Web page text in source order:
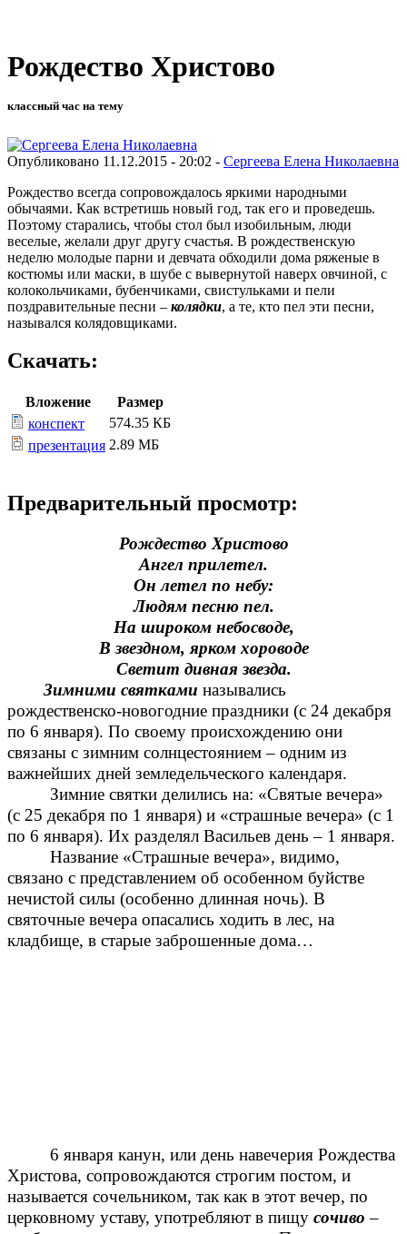
Рождество Христово
классный час на тему
Опубликовано 11.12.2015 - 20:02 - Сергеева Елена Николаевна
Рождество всегда сопровождалось яркими народными
обычаями. Как встретишь новый год, так его и проведешь.
Поэтому старались, чтобы стол был изобильным, люди
веселые, желали друг другу счастья. В рождественскую
неделю молодые парни и девчата обходили дома ряженые в
костюмы или маски, в шубе с вывернутой наверх овчиной, с
колокольчиками, бубенчиками, свистульками и пели
поздравительные песни – колядки, а те, кто пел эти песни,
назывался колядовщиками.
Скачать:
Вложение
Размер
конспект
574.35 КБ
презентация 2.89 МБ
Предварительный просмотр:
Рождество Христово
Ангел прилетел.
Он летел по небу:
Людям песню пел.
На широком небосводе,
В звездном, ярком хороводе
Светит дивная звезда.
Зимними святками назывались
рождественско-новогодние праздники (с 24 декабря
по 6 января). По своему происхождению они
связаны с зимним солнцестоянием – одним из
важнейших дней земледельческого календаря.
Зимние святки делились на: «Святые вечера»
(с 25 декабря по 1 января) и «страшные вечера» (с 1
по 6 января). Их разделял Васильев день – 1 января.
Название «Страшные вечера», видимо,
связано с представлением об особенном буйстве
нечистой силы (особенно длинная ночь). В
святочные вечера опасались ходить в лес, на
кладбище, в старые заброшенные дома…
6 января канун, или день навечерия Рождества
Христова, сопровождаются строгим постом, и
называется сочельником, так как в этот вечер, по
церковному уставу, употребляют в пищу сочиво –